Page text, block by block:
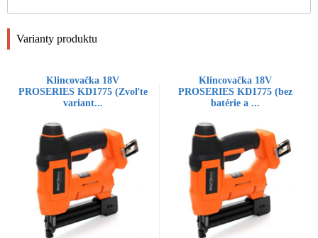
Varianty produktu
Klincovačka 18V
PROSERIES KD1775 (Zvoľte
variant...
Klincovačka 18V
PROSERIES KD1775 (bez
batérie a ...